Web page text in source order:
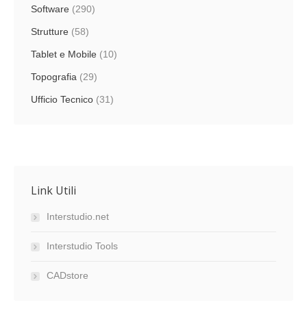
Software (290)
Strutture (58)
Tablet e Mobile (10)
Topografia (29)
Ufficio Tecnico (31)
Link Utili
Interstudio.net
Interstudio Tools
CADstore